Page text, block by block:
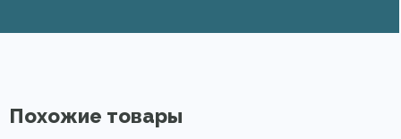
Похожие товары